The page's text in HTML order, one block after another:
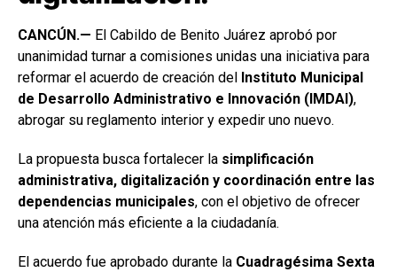
CANCÚN.— El Cabildo de Benito Juárez aprobó por
unanimidad turnar a comisiones unidas una iniciativa para
reformar el acuerdo de creación del
Instituto Municipal
de Desarrollo Administrativo e Innovación (IMDAI),
abrogar su reglamento interior y expedir uno nuevo.
La propuesta busca fortalecer la simplificación
administrativa, digitalización y coordinación entre las
dependencias municipales, con el objetivo de ofrecer
una atención más eficiente a la ciudadanía.
El acuerdo fue aprobado durante la Cuadragésima Sexta